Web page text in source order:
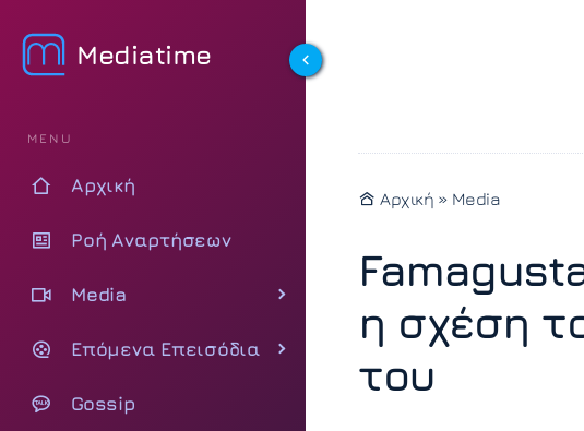
Mediatime
MENU
Αρχική
Ροή Αναρτήσεων
Media
Επόμενα Επεισόδια
Gossip
Αρχική » Media
η σχέση
του